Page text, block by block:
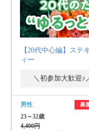
【20代中心編】ステ
ィー
＼初参加大歓迎♪
男性 募
23～32歳
4,400円